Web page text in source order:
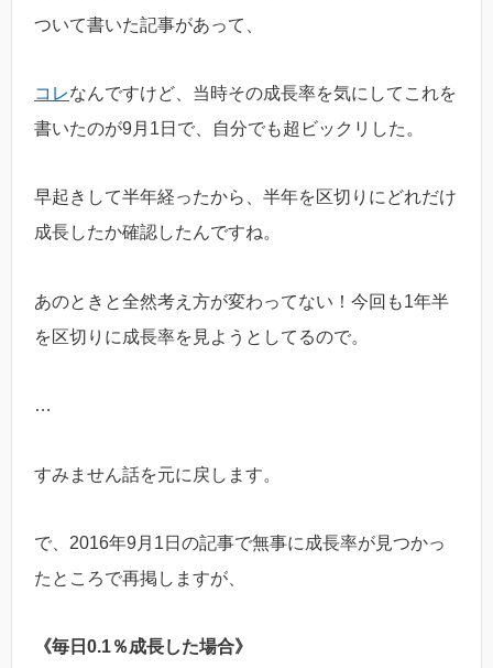
ついて書いた記事があって、
コレなんですけど、当時その成長率を気にしてこれを
書いたのが9月1日で、自分でも超ビックリした。
早起きして半年経ったから、半年を区切りにどれだけ
成長したか確認したんですね。
あのときと全然考え方が変わってない！今回も1年半
を区切りに成長率を見ようとしてるので。
…
すみません話を元に戻します。
で、2016年9月1日の記事で無事に成長率が見つかっ
たところで再掲しますが、
《毎日0.1％成長した場合》